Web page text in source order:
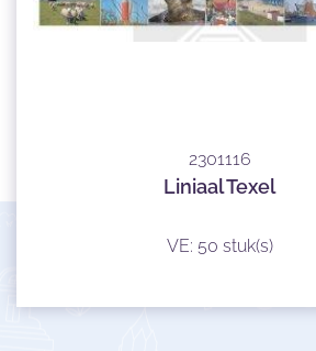
2301116
Liniaal Texel
VE: 50 stuk(s)